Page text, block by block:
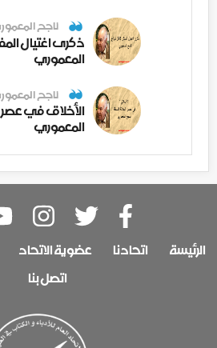
ناجح
ذكرى اغتيال
المعموري
ناجح
الأخلاق في عصر
المعموري
الرئيسة اتحادنا عضوية الاتحاد
اتصل بنا